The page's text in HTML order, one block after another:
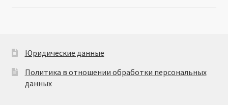
Юридические данные
Политика в отношении обработки персональных
данных